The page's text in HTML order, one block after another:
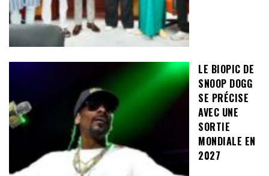
LE BIOPIC DE
SNOOP DOGG
SE PRÉCISE
AVEC UNE
SORTIE
MONDIALE EN
2027